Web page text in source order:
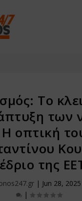
Το
των
Η οπτική
της
| Jun 28, 2025
|